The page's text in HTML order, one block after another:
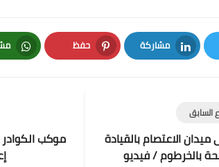
مشاركة
LinkedIn
حفظ
Pinterest
موكب
السابق
الاعتصام بالقيادة
بالخرطوم / فيديو